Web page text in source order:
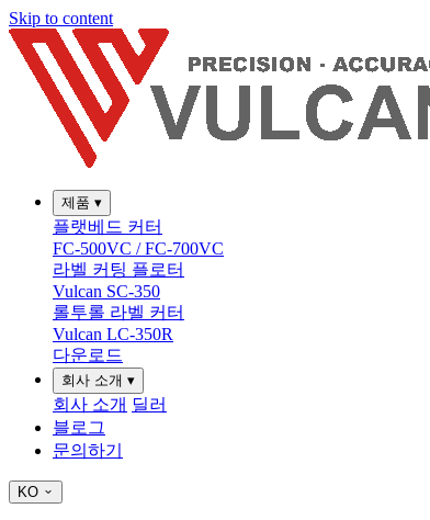
Skip to content
제품 ▾
플랫베드 커터
FC-500VC / FC-700VC
라벨 커팅 플로터
Vulcan SC-350
롤투롤 라벨 커터
Vulcan LC-350R
다운로드
회사 소개 ▾
회사 소개 딜러
블로그
문의하기
KO